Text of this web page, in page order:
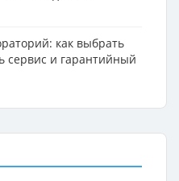
как выбрать
сервис и гарантийный